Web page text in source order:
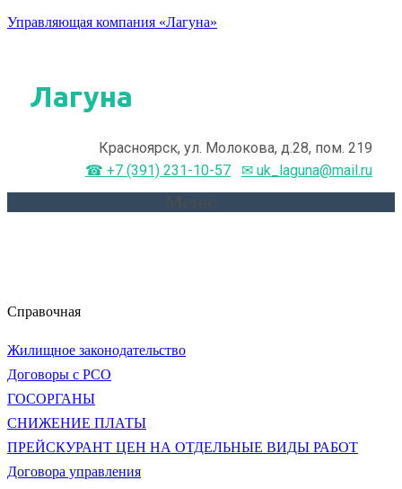
Управляющая компания «Лагуна»
Лагуна
Красноярск, ул. Молокова, д.28, пом. 219
☎ +7 (391) 231-10-57
✉ uk_laguna@mail.ru
Справочная
Жилищное законодательство
Договоры с РСО
ГОСОРГАНЫ
СНИЖЕНИЕ ПЛАТЫ
ПРЕЙСКУРАНТ ЦЕН НА ОТДЕЛЬНЫЕ ВИДЫ РАБОТ
Договора управления